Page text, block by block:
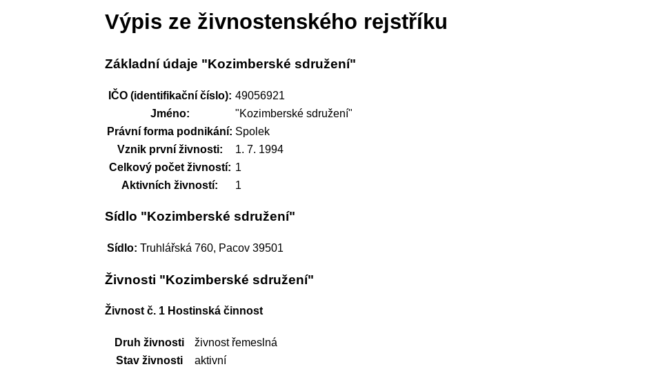
Výpis ze živnostenského rejstříku
Základní údaje "Kozimberské sdružení"
IČO (identifikační číslo): 49056921
Jméno:
"Kozimberské sdružení"
Právní forma podnikání: Spolek
Vznik první živnosti:
1. 7. 1994
Celkový počet živností: 1
Aktivních živností:
1
Sídlo "Kozimberské sdružení"
Sídlo: Truhlářská 760, Pacov 39501
Živnosti "Kozimberské sdružení"
Živnost č. 1 Hostinská činnost
Druh živnosti
živnost řemeslná
Stav živnosti
aktivní